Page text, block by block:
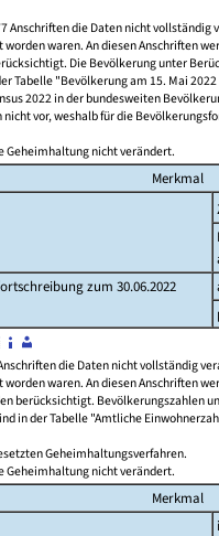
Anschriften die Daten nicht vollständig
waren. An diesen Anschriften
Die Bevölkerung unter
Tabelle "Bevölkerung am 15. Mai
2022 in der bundesweiten
vor, weshalb für die
Geheimhaltung nicht verändert.
Merkmal
zum 30.06.2022
die Daten nicht vollständig
waren. An diesen Anschriften
berücksichtigt. Bevölkerungszahlen
in der Tabelle "Amtliche
Geheimhaltungsverfahren.
Geheimhaltung nicht verändert.
Merkmal